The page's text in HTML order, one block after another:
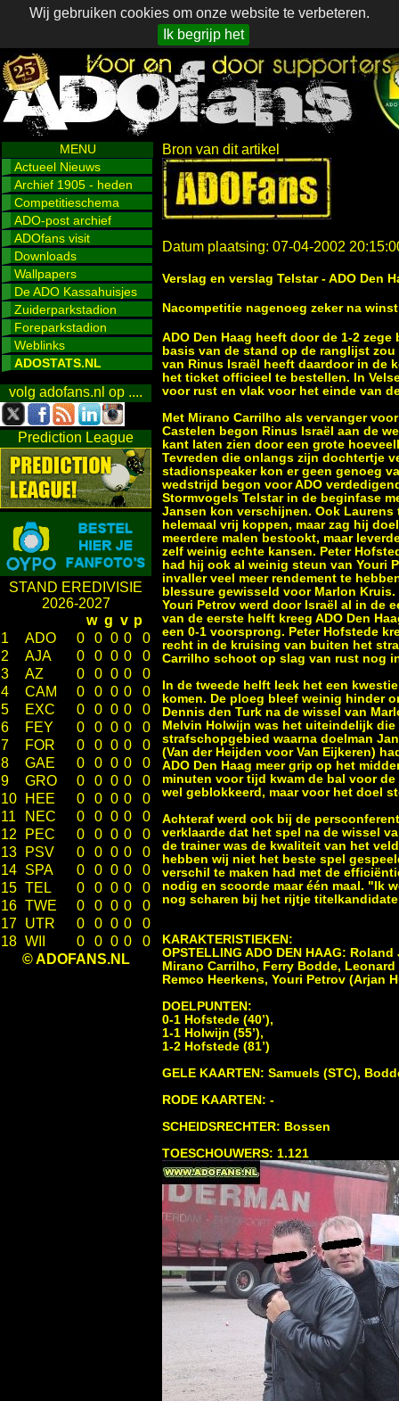
Wij gebruiken cookies om onze website te verbeteren.
Ik begrijp het
MENU
Actueel Nieuws
Archief 1905 - heden
Competitieschema
ADO-post archief
ADOfans visit
Downloads
Wallpapers
De ADO Kassahuisjes
Zuiderparkstadion
Foreparkstadion
Weblinks
ADOSTATS.NL
volg adofans.nl op ....
Prediction League
STAND EREDIVISIE
2026-2027
w g v p
1
ADO 0 0 0 0
0
2
AJA 0 0 0 0
0
3
AZ 0 0 0 0
0
4
CAM 0 0 0 0
0
5
EXC 0 0 0 0
0
6
FEY 0 0 0 0
0
7
FOR 0 0 0 0
0
8
GAE 0 0 0 0
0
9
GRO 0 0 0 0
0
10
HEE 0 0 0 0
0
11
NEC 0 0 0 0
0
12
PEC 0 0 0 0
0
13
PSV 0 0 0 0
0
14 SPA 0 0 0 0
0
15 TEL 0 0 0 0
0
16 TWE 0 0 0 0
0
17 UTR 0 0 0 0
0
18 WII 0 0 0 0
0
© ADOFANS.NL
Bron van dit artikel
Datum plaatsing: 07-04-2002
Verslag en verslag Telstar - ADO Den
Nacompetitie nagenoeg zeker na
ADO Den Haag heeft door de 1-2
basis van de stand op de ranglijst
van Rinus Israël heeft daardoor in de
het ticket officieel te bestellen. In
voor rust en vlak voor het einde van
Met Mirano Carrilho als vervanger
Castelen begon Rinus Israël aan de
kant laten zien door een grote
Tevreden die onlangs zijn dochtertje
stadionspeaker kon er geen genoeg
wedstrijd begon voor ADO
Stormvogels Telstar in de beginfase
Jansen kon verschijnen. Ook
helemaal vrij koppen, maar zag hij
meerdere malen bestookt, maar
zelf weinig echte kansen. Peter
had hij ook al weinig steun van Youri
invaller veel meer rendement te
blessure gewisseld voor Marlon
Youri Petrov werd door Israël al in de
van de eerste helft kreeg ADO Den
een 0-1 voorsprong. Peter Hofstede
recht in de kruising van buiten het
Carrilho schoot op slag van rust nog
In de tweede helft leek het een
komen. De ploeg bleef weinig hinder
Dennis den Turk na de wissel van
Melvin Holwijn was het uiteindelijk
strafschopgebied waarna doelman
(Van der Heijden voor Van Eijkeren)
ADO Den Haag meer grip op het
minuten voor tijd kwam de bal voor
wel geblokkeerd, maar voor het doel
Achteraf werd ook bij de
verklaarde dat het spel na de wissel
de trainer was de kwaliteit van het
hebben wij niet het beste spel
verschil te maken had met de
nodig en scoorde maar één maal. "Ik
nog scharen bij het rijtje
KARAKTERISTIEKEN:
OPSTELLING ADO DEN HAAG:
Mirano Carrilho, Ferry Bodde,
Remco Heerkens, Youri Petrov (Arjan
DOELPUNTEN:
0-1 Hofstede (40’),
1-1 Holwijn (55’),
1-2 Hofstede (81’)
GELE KAARTEN: Samuels (STC),
RODE KAARTEN: -
SCHEIDSRECHTER: Bossen
TOESCHOUWERS: 1.121